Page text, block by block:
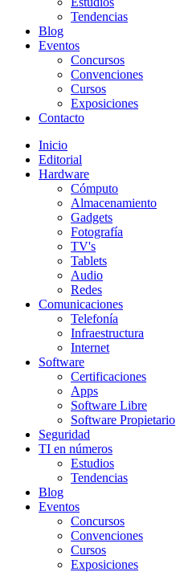
Tendencias
Blog
Eventos
Concursos
Convenciones
Cursos
Exposiciones
Contacto
Inicio
Editorial
Hardware
Cómputo
Almacenamiento
Gadgets
Fotografía
TV's
Tablets
Audio
Redes
Comunicaciones
Telefonía
Infraestructura
Internet
Software
Certificaciones
Apps
Software Libre
Software Propietario
Seguridad
TI en números
Estudios
Tendencias
Blog
Eventos
Concursos
Convenciones
Cursos
Exposiciones